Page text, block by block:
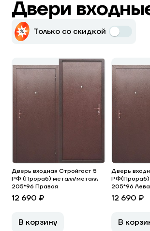
Двери
Только со скидкой
Дверь входная Стройгост 5
РФ (Прораб) металл/металл
205*96 Правая
12 690 ₽
В корзину
Дверь
РФ(Прораб)
205*96
12 690 ₽
В